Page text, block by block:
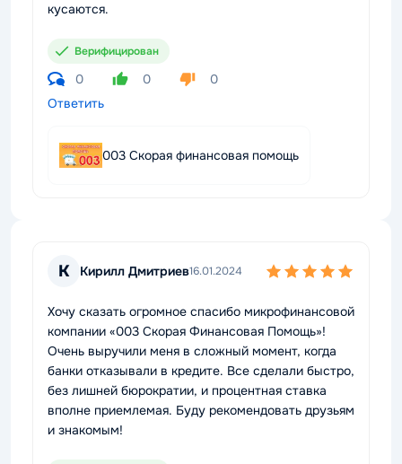
кусаются.
Верифицирован
0 0
0
Ответить
003 Скорая финансовая помощь
К Кирилл Дмитриев16.01.2024
Хочу сказать огромное спасибо микрофинансовой
компании «003 Скорая Финансовая Помощь»!
Очень выручили меня в сложный момент, когда
банки отказывали в кредите. Все сделали быстро,
без лишней бюрократии, и процентная ставка
вполне приемлемая. Буду рекомендовать друзьям
и знакомым!